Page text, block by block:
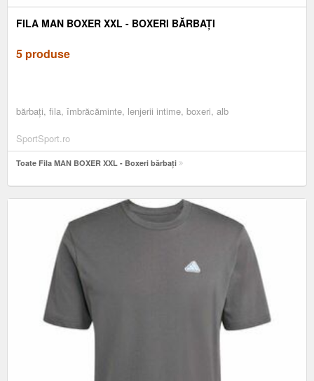
FILA MAN BOXER XXL - BOXERI BĂRBAȚI
5 produse
bărbați, fila, îmbrăcăminte, lenjerii intime, boxeri, alb
SportSport.ro
Toate Fila MAN BOXER XXL - Boxeri bărbați